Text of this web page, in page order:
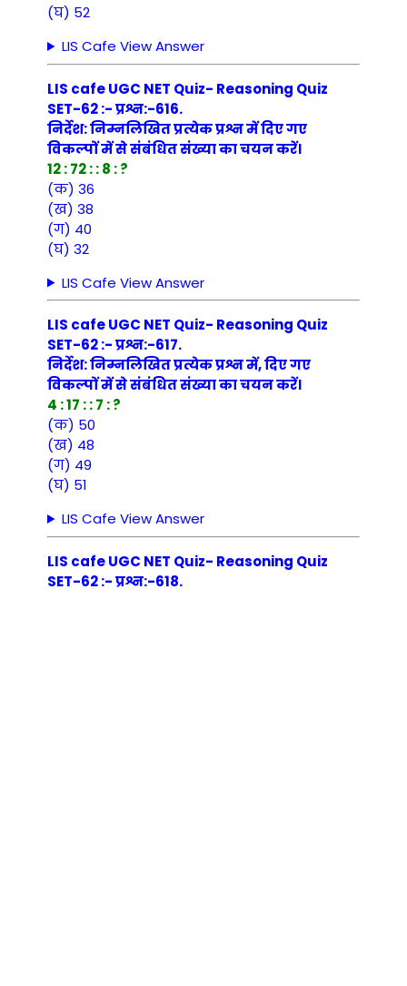
(घ) 52
LIS Cafe View Answer
LIS cafe UGC NET Quiz- Reasoning Quiz
SET-62 :- प्रश्न:-616.
निर्देश: निम्नलिखित प्रत्येक प्रश्न में दिए गए
विकल्पों में से संबंधित संख्या का चयन करें।
12 : 72 : : 8 : ?
(क) 36
(ख) 38
(ग) 40
(घ) 32
LIS Cafe View Answer
LIS cafe UGC NET Quiz- Reasoning Quiz
SET-62 :- प्रश्न:-617.
निर्देश: निम्नलिखित प्रत्येक प्रश्न में, दिए गए
विकल्पों में से संबंधित संख्या का चयन करें।
4 : 17 : : 7 : ?
(क) 50
(ख) 48
(ग) 49
(घ) 51
LIS Cafe View Answer
LIS cafe UGC NET Quiz- Reasoning Quiz
SET-62 :- प्रश्न:-618.